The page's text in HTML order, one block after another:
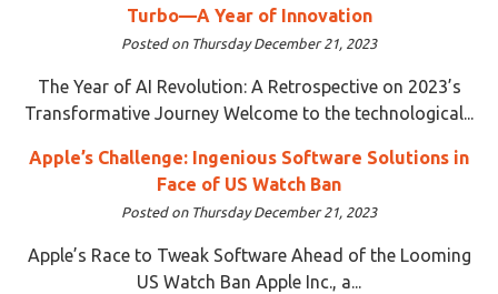
Turbo—A Year of Innovation
Posted on Thursday December 21, 2023
The Year of AI Revolution: A Retrospective on 2023’s
Transformative Journey Welcome to the technological...
Apple’s Challenge: Ingenious Software Solutions in
Face of US Watch Ban
Posted on Thursday December 21, 2023
Apple’s Race to Tweak Software Ahead of the Looming
US Watch Ban Apple Inc., a...